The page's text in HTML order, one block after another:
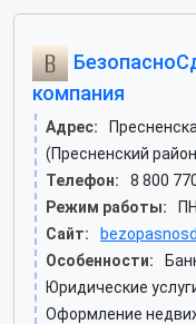
компания
Адрес:
(Пресненский
Телефон:
8 800
Режим работы:
Сайт:
Особенности:
Юридические
Оформление